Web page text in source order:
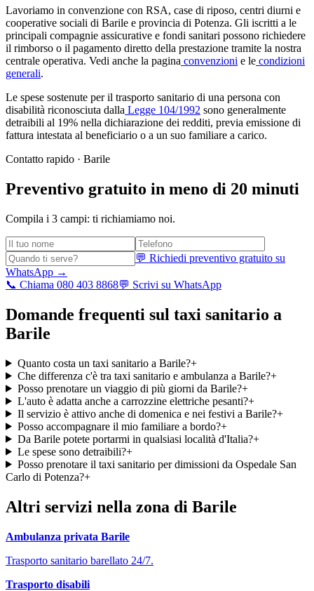
Lavoriamo in convenzione con RSA, case di riposo, centri diurni e
cooperative sociali di Barile e provincia di Potenza. Gli iscritti a le
principali compagnie assicurative e fondi sanitari possono richiedere
il rimborso o il pagamento diretto della prestazione tramite la nostra
centrale operativa. Vedi anche la pagina convenzioni e le condizioni
generali.
Le spese sostenute per il trasporto sanitario di una persona con
disabilità riconosciuta dalla Legge 104/1992 sono generalmente
detraibili al 19% nella dichiarazione dei redditi, previa emissione di
fattura intestata al beneficiario o a un suo familiare a carico.
Contatto rapido · Barile
Preventivo gratuito in meno di 20 minuti
Compila i 3 campi: ti richiamiamo noi.
💬 Richiedi preventivo gratuito su
WhatsApp →
📞 Chiama 080 403 8868💬 Scrivi su WhatsApp
Domande frequenti sul taxi sanitario a
Barile
Quanto costa un taxi sanitario a Barile?+
Che differenza c'è tra taxi sanitario e ambulanza a Barile?+
Posso prenotare un viaggio di più giorni da Barile?+
L'auto è adatta anche a carrozzine elettriche pesanti?+
Il servizio è attivo anche di domenica e nei festivi a Barile?+
Posso accompagnare il mio familiare a bordo?+
Da Barile potete portarmi in qualsiasi località d'Italia?+
Le spese sono detraibili?+
Posso prenotare il taxi sanitario per dimissioni da Ospedale San
Carlo di Potenza?+
Altri servizi nella zona di Barile
Ambulanza privata Barile
Trasporto sanitario barellato 24/7.
Trasporto disabili